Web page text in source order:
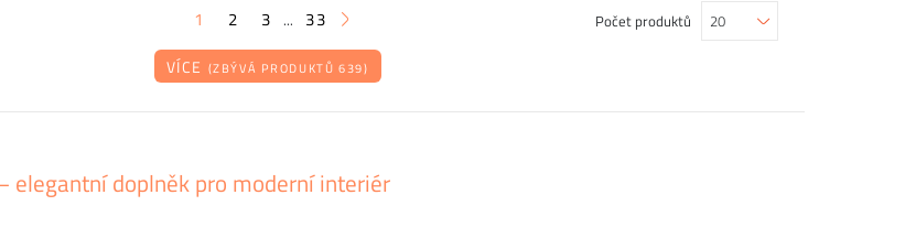
1 2 3 ... 33
VÍCE (ZBÝVÁ PRODUKTŮ 639)
Počet produktů
elegantní doplněk pro moderní interiér